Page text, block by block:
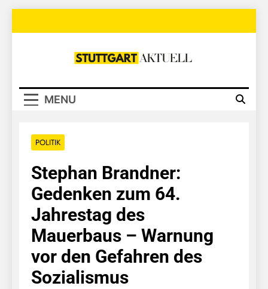
Stuttgart
MENU
POLITIK
Stephan Brandner:
Gedenken zum 64.
Jahrestag des
Mauerbaus – Warnung
vor den Gefahren des
Sozialismus